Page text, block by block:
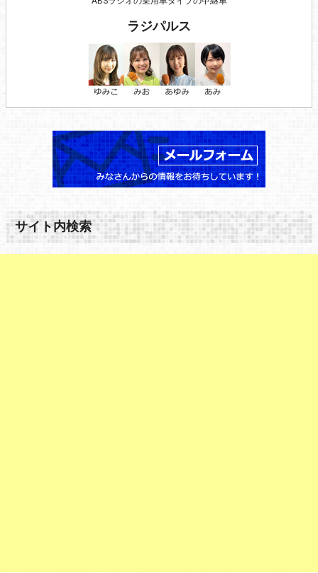
ラジパルス
サイト内検索